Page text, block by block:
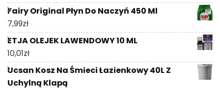
Fairy Original Płyn Do Naczyń 450 Ml
7,99zł
ETJA OLEJEK LAWENDOWY 10 ML
10,01zł
Ucsan Kosz Na Śmieci Łazienkowy 40L Z
Uchylną Klapą